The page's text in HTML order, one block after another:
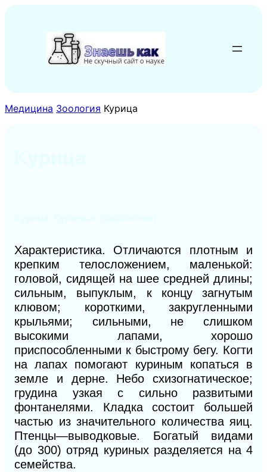
содержимому
Медицина Зоология Курица
Характеристика. Отличаются плотным и
крепким телосложением, маленькой:
головой, сидящей на шее средней длины;
сильным, выпуклым, к концу загнутым
клювом; короткими, закругленными
крыльями; сильными, не слишком
высокими лапами, хорошо
приспособленными к быстрому бегу. Когти
на лапах помогают куриным копаться в
земле и дерне. Небо схизогнатическое;
грудина узкая с сильно развитыми
фонтанелями. Кладка состоит большей
частью из значительного количества яиц.
Птенцы—выводковые. Богатый видами
(до 300) отряд куриных разделяется на 4
семейства.